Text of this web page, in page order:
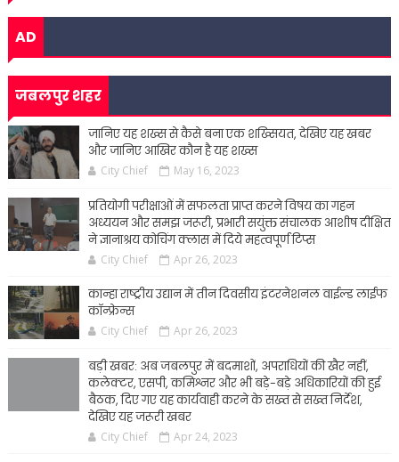
AD
जबलपुर शहर
जानिए यह शख्स से कैसे बना एक शख्सियत, देखिए यह खबर
और जानिए आखिर कौन है यह शख्स
City Chief May 16, 2023
प्रतियोगी परीक्षाओं में सफलता प्राप्त करने विषय का गहन
अध्ययन और समझ जरूरी, प्रभारी सयुंक्त संचालक आशीष दीक्षित
ने ज्ञानाश्रय कोचिंग क्लास में दिये महत्वपूर्ण टिप्स
City Chief Apr 26, 2023
कान्हा राष्ट्रीय उद्यान में तीन दिवसीय इंटरनेशनल वाईल्ड लाईफ
कॉन्फ्रेन्स
City Chief Apr 26, 2023
बड़ी खबर: अब जबलपुर में बदमाशों, अपराधियों की खैर नहीं,
कलेक्टर, एसपी, कमिश्नर और भी बड़े-बड़े अधिकारियों की हुई
बैठक, दिए गए यह कार्यवाही करने के सख्त से सख्त निर्देश,
देखिए यह जरूरी खबर
City Chief Apr 24, 2023